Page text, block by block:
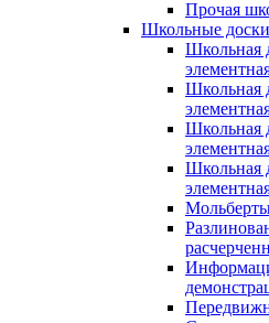
Прочая
Школьные
Школьная
Школьная
Школьная
Школьная